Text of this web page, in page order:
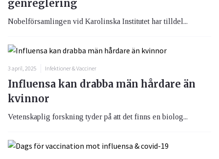
genreglering
Nobelförsamlingen vid Karolinska Institutet har tilldel...
3 april, 2025 Infektioner & Vacciner
Influensa kan drabba män hårdare än
kvinnor
Vetenskaplig forskning tyder på att det finns en biolog...